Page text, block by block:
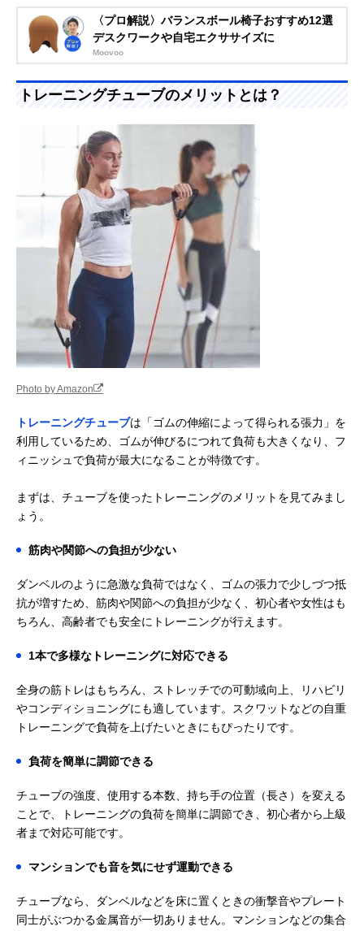
〈プロ解説〉バランスボール椅子おすすめ12選
デスクワークや自宅エクササイズに
Moovoo
トレーニングチューブのメリットとは？
Photo by Amazon
トレーニングチューブは「ゴムの伸縮によって得られる張力」を
利用しているため、ゴムが伸びるにつれて負荷も大きくなり、フ
ィニッシュで負荷が最大になることが特徴です。
まずは、チューブを使ったトレーニングのメリットを見てみまし
ょう。
筋肉や関節への負担が少ない
ダンベルのように急激な負荷ではなく、ゴムの張力で少しづつ抵
抗が増すため、筋肉や関節への負担が少なく、初心者や女性はも
ちろん、高齢者でも安全にトレーニングが行えます。
1本で多様なトレーニングに対応できる
全身の筋トレはもちろん、ストレッチでの可動域向上、リハビリ
やコンディショニングにも適しています。スクワットなどの自重
トレーニングで負荷を上げたいときにもぴったりです。
負荷を簡単に調節できる
チューブの強度、使用する本数、持ち手の位置（長さ）を変える
ことで、トレーニングの負荷を簡単に調節でき、初心者から上級
者まで対応可能です。
マンションでも音を気にせず運動できる
チューブなら、ダンベルなどを床に置くときの衝撃音やプレート
同士がぶつかる金属音が一切ありません。マンションなどの集合